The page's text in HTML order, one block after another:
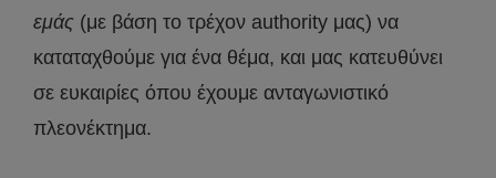
εμάς (με βάση το τρέχον authority μας) να
καταταχθούμε για ένα θέμα, και μας κατευθύνει
σε ευκαιρίες όπου έχουμε ανταγωνιστικό
πλεονέκτημα.